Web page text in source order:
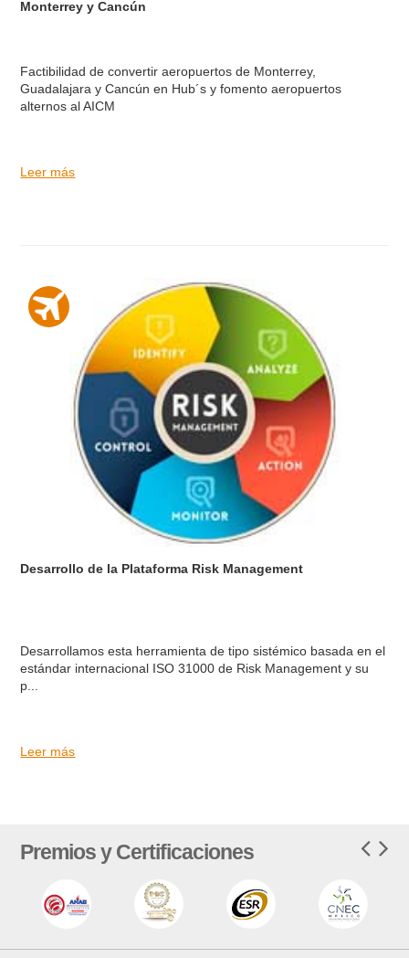
Monterrey y Cancún
Factibilidad de convertir aeropuertos de Monterrey,
Guadalajara y Cancún en Hub´s y fomento aeropuertos
alternos al AICM
Leer más
Desarrollo de la Plataforma Risk Management
Desarrollamos esta herramienta de tipo sistémico basada en el
estándar internacional ISO 31000 de Risk Management y su
p...
Leer más
Premios y Certificaciones